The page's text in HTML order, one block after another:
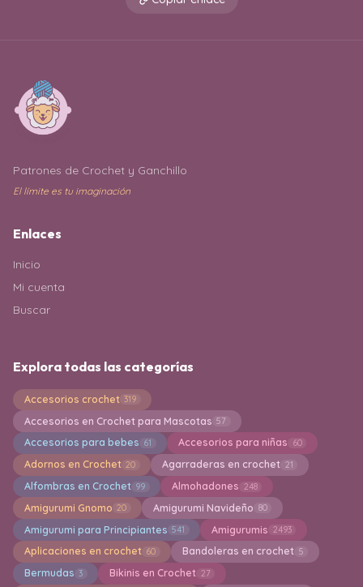
Patrones de Crochet y Ganchillo
El límite es tu imaginación
Enlaces
Inicio
Mi cuenta
Buscar
Explora todas las categorías
Accesorios crochet 319
Accesorios en Crochet para Mascotas 57
Accesorios para bebes 61 Accesorios para niñas 60
Adornos en Crochet 20 Agarraderas en crochet 21
Alfombras en Crochet 99 Almohadones 248
Amigurumi Gnomo 20 Amigurumi Navideño 80
Amigurumi para Principiantes 541 Amigurumis 2493
Aplicaciones en crochet 60 Bandoleras en crochet 5
Bermudas 3 Bikinis en Crochet 27